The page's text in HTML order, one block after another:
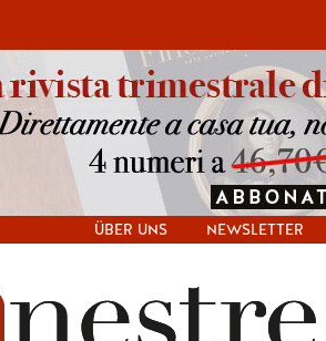
ÜBER UNS NEWSLETTER